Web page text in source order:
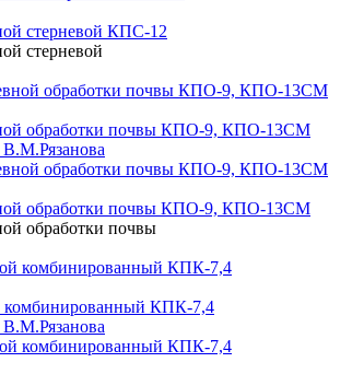
стерневой КПС-12
стерневой
обработки почвы КПО-9, КПО-13СМ
обработки почвы КПО-9, КПО-13СМ
обработки почвы
комбинированный КПК-7,4